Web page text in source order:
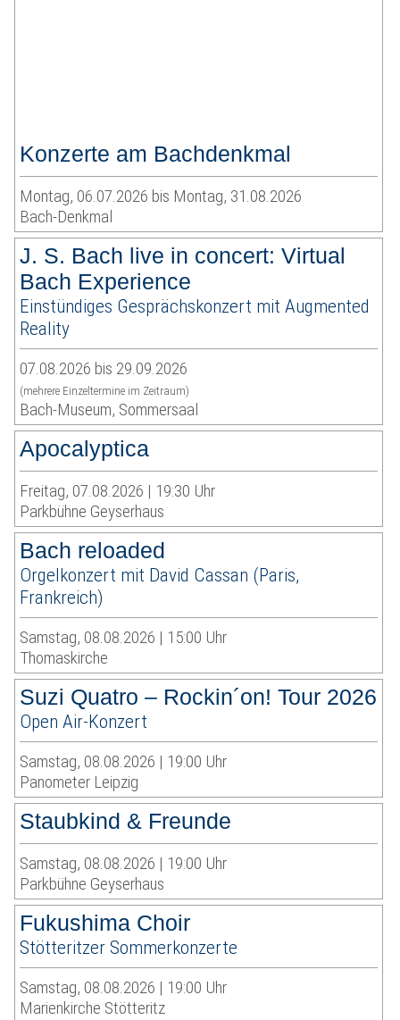
Konzerte am Bachdenkmal
Montag, 06.07.2026 bis Montag, 31.08.2026
Bach-Denkmal
J. S. Bach live in concert: Virtual
Bach Experience
Einstündiges Gesprächskonzert mit Augmented
Reality
07.08.2026 bis 29.09.2026
(mehrere Einzeltermine im Zeitraum)
Bach-Museum, Sommersaal
Apocalyptica
Freitag, 07.08.2026 | 19:30 Uhr
Parkbühne Geyserhaus
Bach reloaded
Orgelkonzert mit David Cassan (Paris,
Frankreich)
Samstag, 08.08.2026 | 15:00 Uhr
Thomaskirche
Suzi Quatro – Rockin´on! Tour 2026
Open Air-Konzert
Samstag, 08.08.2026 | 19:00 Uhr
Panometer Leipzig
Staubkind & Freunde
Samstag, 08.08.2026 | 19:00 Uhr
Parkbühne Geyserhaus
Fukushima Choir
Stötteritzer Sommerkonzerte
Samstag, 08.08.2026 | 19:00 Uhr
Marienkirche Stötteritz